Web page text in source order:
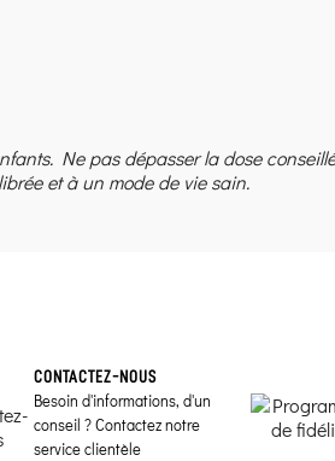
Ne pas dépasser la dose
et à un mode de vie sain.
CONTACTEZ-NOUS
Besoin d'informations, d'un
conseil ? Contactez notre
service clientèle